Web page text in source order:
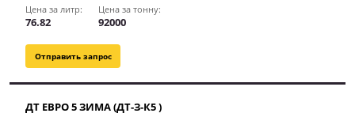
Отправить запрос
Цена за литр:
76.82
Цена за тонну:
92000
ДТ ЕВРО 5 ЗИМА (ДТ-З-К5 )